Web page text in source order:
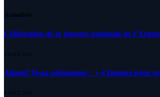
Actualités
Célébration de la journée nationale de
5 AOÛT 2026
Ahmed Tessa pédagogue : » 4 langues pour
4 AOÛT 2026